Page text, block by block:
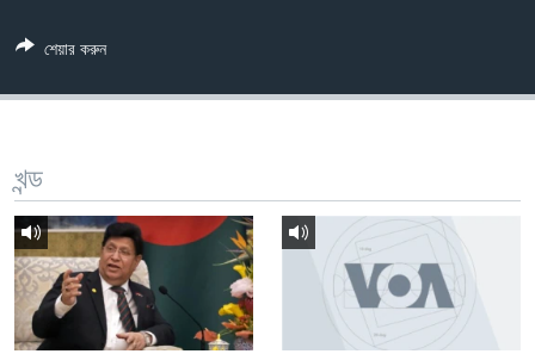
Learning English
FOLLOW US
অন্য ভাষায় ওয়েব সাইট
শেয়ার করুন
খন্ড